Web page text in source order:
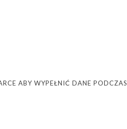
ABY WYPEŁNIĆ DANE PODCZAS